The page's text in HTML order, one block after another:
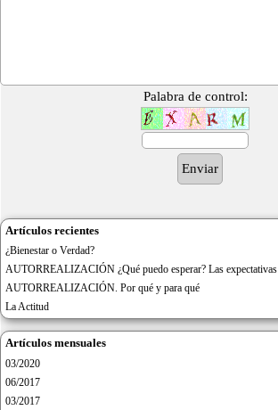
Palabra de control:
Artículos recientes
¿Bienestar o Verdad?
AUTORREALIZACIÓN ¿Qué puedo esperar? Las expectativas
AUTORREALIZACIÓN. Por qué y para qué
La Actitud
Artículos mensuales
03/2020
06/2017
03/2017